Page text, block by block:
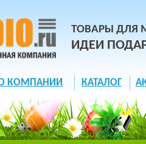
ТОВАРЫ ДЛЯ
ИДЕИ
КОМПАНИИ КАТАЛОГ